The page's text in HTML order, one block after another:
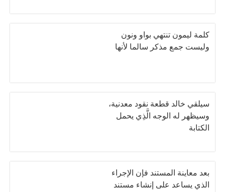
كلمة ليمون تنتهي بواو ونون
وليست جمع مذكر سالما لأنها
سيلقي خالد قطعة نقود معدنية،
وسيظهر له الوجه الَّذِي يحمل
الكتابة
بعد معاينة المستند فإن الإجراء
الذي يساعد على إنشاء مستند